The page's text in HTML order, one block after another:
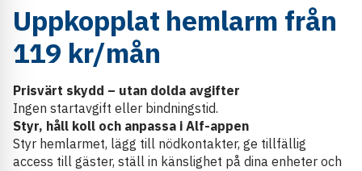
Uppkopplat hemlarm från
119 kr/mån
Prisvärt skydd – utan dolda avgifter
Ingen startavgift eller bindningstid.
Styr, håll koll och anpassa i Alf-appen
Styr hemlarmet, lägg till nödkontakter, ge tillfällig
access till gäster, ställ in känslighet på dina enheter och